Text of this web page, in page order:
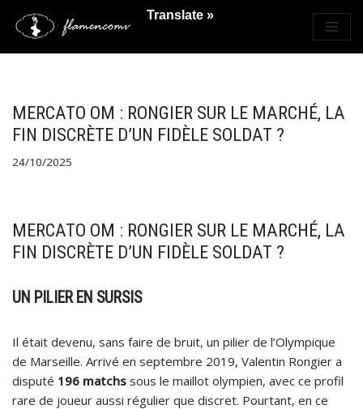
Saltar
MERCATO OM : RONGIER SUR LE MARCHÉ, LA
FIN DISCRÈTE D’UN FIDÈLE SOLDAT ?
24/10/2025
MERCATO OM : RONGIER SUR LE MARCHÉ, LA
FIN DISCRÈTE D’UN FIDÈLE SOLDAT ?
UN PILIER EN SURSIS
Il était devenu, sans faire de bruit, un pilier de l’Olympique
de Marseille. Arrivé en septembre 2019, Valentin Rongier a
disputé 196 matchs sous le maillot olympien, avec ce profil
rare de joueur aussi régulier que discret. Pourtant, en ce
Translate »